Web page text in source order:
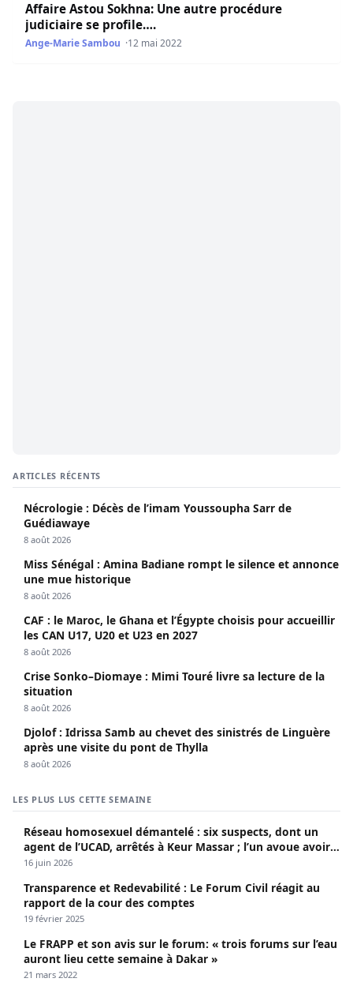
Affaire Astou Sokhna: Une autre procédure
judiciaire se profile….
Ange-Marie Sambou 12 mai 2022
ARTICLES RÉCENTS
Nécrologie : Décès de l’imam Youssoupha Sarr de
Guédiawaye
8 août 2026
Miss Sénégal : Amina Badiane rompt le silence et annonce
une mue historique
8 août 2026
CAF : le Maroc, le Ghana et l’Égypte choisis pour accueillir
les CAN U17, U20 et U23 en 2027
8 août 2026
Crise Sonko–Diomaye : Mimi Touré livre sa lecture de la
situation
8 août 2026
Djolof : Idrissa Samb au chevet des sinistrés de Linguère
après une visite du pont de Thylla
8 août 2026
LES PLUS LUS CETTE SEMAINE
Réseau homosexuel démantelé : six suspects, dont un
agent de l’UCAD, arrêtés à Keur Massar ; l’un avoue avoir
propagé le VIH depuis 2018
16 juin 2026
Transparence et Redevabilité : Le Forum Civil réagit au
rapport de la cour des comptes
19 février 2025
Le FRAPP et son avis sur le forum: « trois forums sur l’eau
auront lieu cette semaine à Dakar »
21 mars 2022